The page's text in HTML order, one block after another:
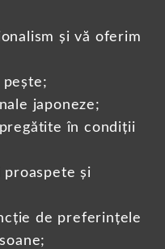
și vă oferim
pește;
japoneze;
în condiții
proaspete și
de preferințele